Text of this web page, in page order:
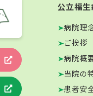
公立福
病院理
ご挨拶
病院概
当院の
患者安